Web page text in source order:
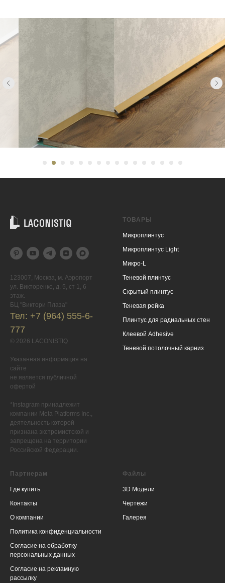
123007, Москва, м. Аэропорт
ул. Викторенко, д. 5, ст 1, 6
этаж.
БЦ "Виктори Плаза"
Тел: +7 (964) 555-6-
777
© 2026 LACONISTIQ
Указанная информация на
сайте
не является публичной
офертой
*Instagram принадлежит
компании Meta Platforms Inc.,
деятельность которой
признана экстремистской и
запрещена на территории
Российской Федерации.
ТОВАРЫ
Микроплинтус
Микроплинтус Light
Микро-L
Теневой плинтус
Скрытый плинтус
Теневая рейка
Плинтус для радиальных стен
Клеевой Adhesive
Теневой потолочный карниз
Партнерам
Где купить
Контакты
О компании
Политика конфиденциальности
Согласие на обработку
персональных данных
Согласие на рекламную
рассылку
Файлы
3D Модели
Чертежи
Галерея